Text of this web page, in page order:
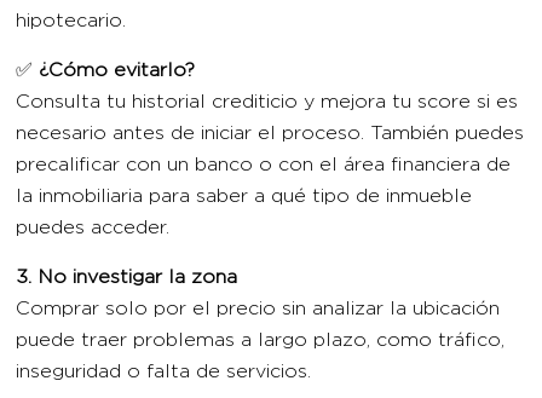
hipotecario.
✅ ¿Cómo evitarlo?
Consulta tu historial crediticio y mejora tu score si es
necesario antes de iniciar el proceso. También puedes
precalificar con un banco o con el área financiera de
la inmobiliaria para saber a qué tipo de inmueble
puedes acceder.
3. No investigar la zona
Comprar solo por el precio sin analizar la ubicación
puede traer problemas a largo plazo, como tráfico,
inseguridad o falta de servicios.